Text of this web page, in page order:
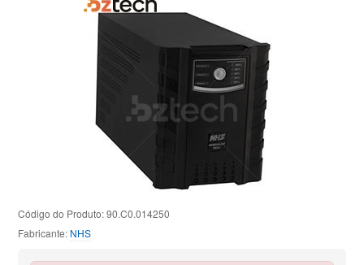
Código do Produto: 90.C0.014250
Fabricante: NHS